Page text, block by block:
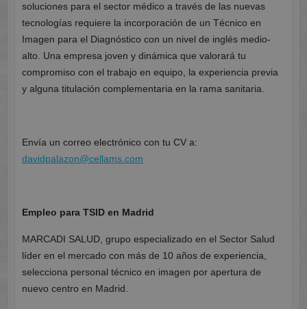
soluciones para el sector médico a través de las nuevas
tecnologías requiere la incorporación de un Técnico en
Imagen para el Diagnóstico con un nivel de inglés medio-
alto. Una empresa joven y dinámica que valorará tu
compromiso con el trabajo en equipo, la experiencia previa
y alguna titulación complementaria en la rama sanitaria.
Envía un correo electrónico con tu CV a:
davidpalazon@cellams.com
Empleo para TSID en Madrid
MARCADI SALUD, grupo especializado en el Sector Salud
líder en el mercado con más de 10 años de experiencia,
selecciona personal técnico en imagen por apertura de
nuevo centro en Madrid.